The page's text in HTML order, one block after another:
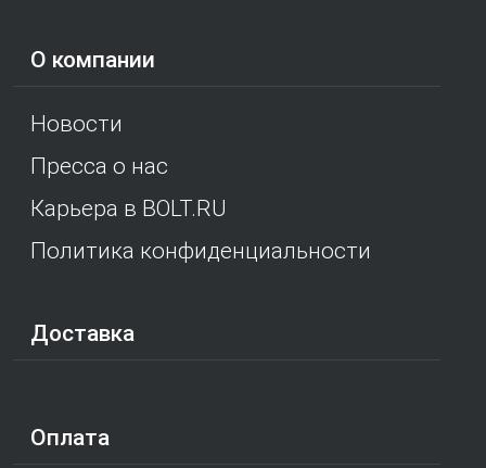
О компании
Новости
Пресса о нас
Карьера в BOLT.RU
Политика конфиденциальности
Доставка
Оплата